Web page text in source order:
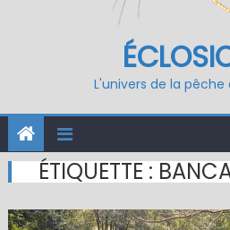
L'univers de la
ÉTIQUETTE :